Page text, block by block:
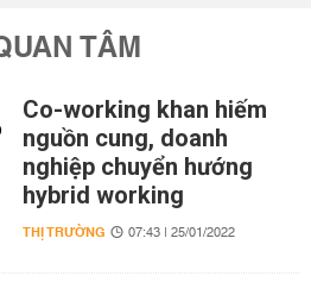
TÂM
Co-working khan hiếm
nguồn cung, doanh
nghiệp chuyển hướng
hybrid working
THỊ TRƯỜNG 07:43 | 25/01/2022